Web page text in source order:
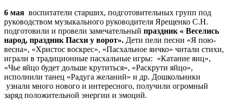
6 мая воспитатели старших, подготовительных групп под
руководством музыкального руководителя Ярещенко С.Н.
подготовили и провели замечательный праздник « Веселись
народ, праздник Пасхи у ворот». Дети пели песни «Я пою-
весна», «Христос воскрес», «Пасхальное яичко» читали стихи,
играли в традиционные пасхальные игры: «Катание яиц»,
«Чье яйцо будет дольше крутиться», «Раскрути яйцо»,
исполнили танец «Радуга желаний» и др. Дошкольники
узнали много нового и интересного, получили огромный
заряд положительной энергии и эмоций.